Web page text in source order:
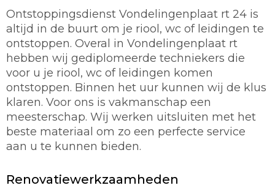
Ontstoppingsdienst Vondelingenplaat rt 24 is
altijd in de buurt om je riool, wc of leidingen te
ontstoppen. Overal in Vondelingenplaat rt
hebben wij gediplomeerde techniekers die
voor u je riool, wc of leidingen komen
ontstoppen. Binnen het uur kunnen wij de klus
klaren. Voor ons is vakmanschap een
meesterschap. Wij werken uitsluiten met het
beste materiaal om zo een perfecte service
aan u te kunnen bieden.
Renovatiewerkzaamheden